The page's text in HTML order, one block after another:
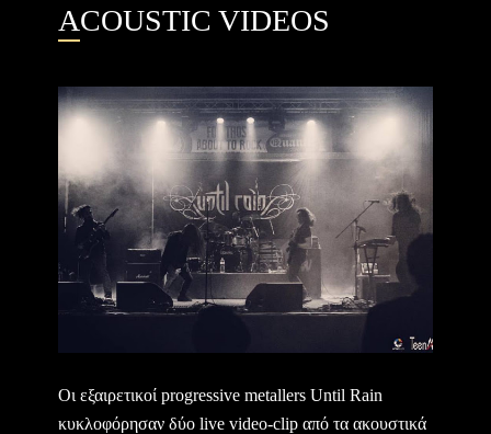
ACOUSTIC VIDEOS
Οι εξαιρετικοί progressive metallers Until Rain
κυκλοφόρησαν δύο live video-clip από τα ακουστικά